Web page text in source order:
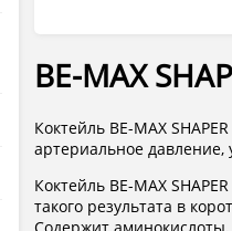
BE-MAX
Коктейль BE-MAX
артериальное давление,
Коктейль BE-MAX
такого результата в